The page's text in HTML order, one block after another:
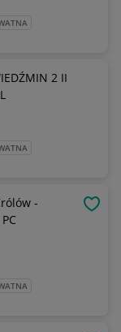
2 II
-